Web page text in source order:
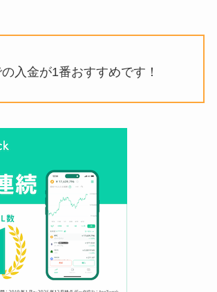
入金が1番おすすめです！